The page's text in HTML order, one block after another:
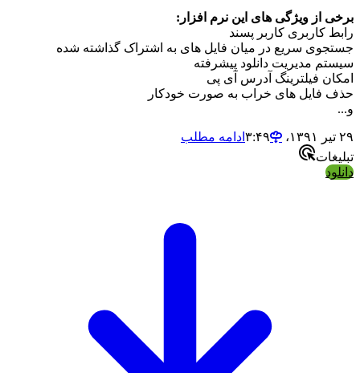
از ویژگی های این نرم افزار:
کاربری کاربر پسند
سریع در میان فایل های به اشتراک گذاشته شده
مدیریت دانلود پیشرفته
فیلترینگ آدرس آی پی
فایل های خراب به صورت خودکار
ادامه مطلب